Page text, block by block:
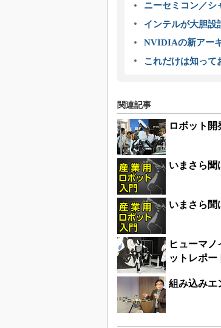
ニーセミコン／シ
インテルが大胆設
NVIDIAの新アー
これだけは知って
関連記事
ロボット開
いまさら聞
いまさら聞
ヒューマ
ットレポー
組み込みエ